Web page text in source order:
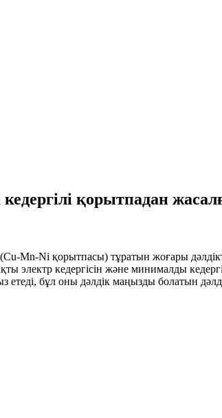
қорытпадан
Mn-Ni қорытпасы) тұратын жоғары
электр кедергісін және минималды
бұл оны дәлдік маңызды болатын